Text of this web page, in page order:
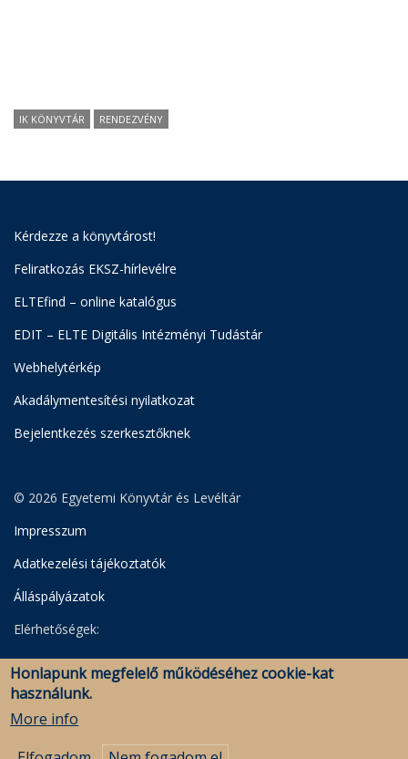
IK KÖNYVTÁR RENDEZVÉNY
Kérdezze a könyvtárost!
Feliratkozás EKSZ-hírlevélre
ELTEfind – online katalógus
EDIT – ELTE Digitális Intézményi Tudástár
Webhelytérkép
Akadálymentesítési nyilatkozat
Bejelentkezés szerkesztőknek
© 2026 Egyetemi Könyvtár és Levéltár
Impresszum
Adatkezelési tájékoztatók
Álláspályázatok
Elérhetőségek:
Egyetemi Könyvtár
Levéltár
Savaria Könyvtár és Levéltár (Szombathely)
Honlapunk megfelelő működéséhez cookie-kat
használunk.
More info